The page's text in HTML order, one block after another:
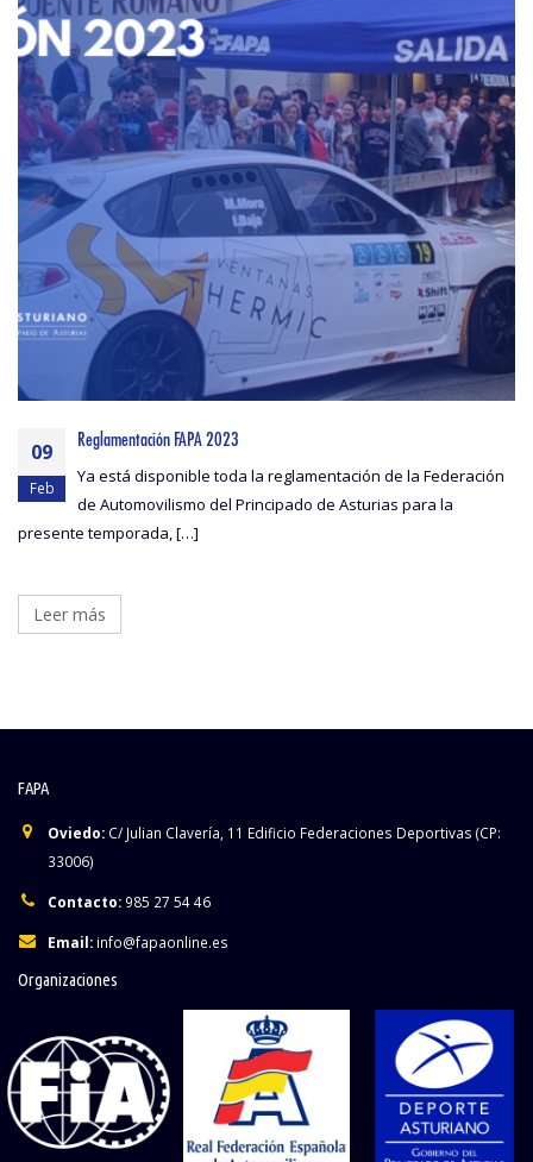
09
Feb
Reglamentación FAPA 2023
Ya está disponible toda la reglamentación de la Federación
de Automovilismo del Principado de Asturias para la
presente temporada, […]
Leer más
FAPA
Oviedo: C/ Julian Clavería, 11 Edificio Federaciones Deportivas (CP:
33006)
Contacto: 985 27 54 46
Email: info@fapaonline.es
Organizaciones